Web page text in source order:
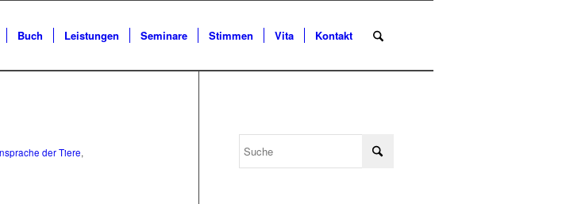
Buch Leistungen Seminare Stimmen Vita Kontakt
der Tiere,